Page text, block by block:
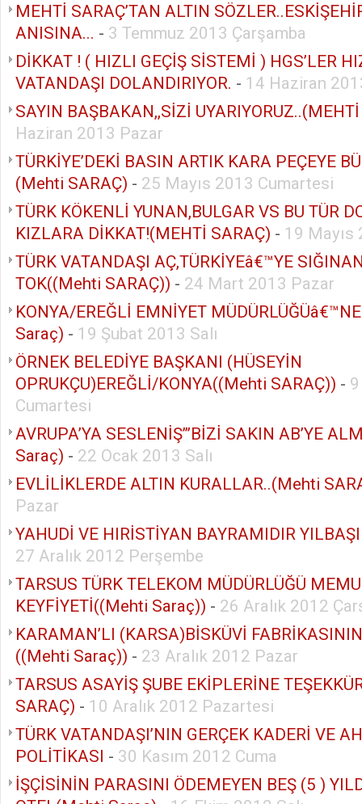
MEHTİ SARAÇ’TAN ALTIN
ANISINA... - 3 Temmuz 2013 Çarşamba
DİKKAT ! ( HIZLI GEÇİŞ SİSTEMİ ) HGS’LER
VATANDAŞI DOLANDIRIYOR. - 14 Haziran
SAYIN BAŞBAKAN,,SİZİ
Haziran 2013 Pazar
TÜRKİYE’DEKİ BASIN ARTIK KARA PEÇEYE
(Mehti SARAÇ) - 25 Mayıs 2013 Cumartesi
TÜRK KÖKENLİ YUNAN,BULGAR VS BU TÜR
KIZLARA DİKKAT!(MEHTİ SARAÇ) - 19 Mayıs
TÜRK VATANDAŞI AÇ,TÜRKİYEâ€™YE
TOK((Mehti SARAÇ)) - 24 Mart 2013 Pazar
KONYA/EREĞLİ EMNİYET
Saraç) - 19 Şubat 2013 Salı
ÖRNEK BELEDİYE BAŞKANI (HÜSEYİN
OPRUKÇU)EREĞLİ/KONYA((Mehti SARAÇ)) -
Cumartesi
AVRUPA’YA SESLENİŞ’’’BİZİ SAKIN AB’YE
Saraç) - 22 Ocak 2013 Salı
EVLİLİKLERDE ALTIN KURALLAR..(Mehti
Pazar
YAHUDİ VE HIRİSTİYAN BAYRAMIDIR
27 Aralık 2012 Perşembe
TARSUS TÜRK TELEKOM MÜDÜRLÜĞÜ
KEYFİYETİ((Mehti Saraç)) - 26 Aralık 2012
KARAMAN’LI (KARSA)BİSKÜVİ
((Mehti Saraç)) - 23 Aralık 2012 Pazar
TARSUS ASAYİŞ ŞUBE EKİPLERİNE
SARAÇ) - 10 Aralık 2012 Pazartesi
TÜRK VATANDAŞI’NIN GERÇEK KADERİ VE
POLİTİKASI - 30 Kasım 2012 Cuma
İŞÇİSİNİN PARASINI ÖDEMEYEN BEŞ (5 )